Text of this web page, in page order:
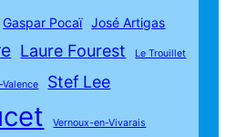
Gaspar Pocaï José Artigas
Laure Fourest Le Trouillet
Stef Lee
Vernoux-en-Vivarais